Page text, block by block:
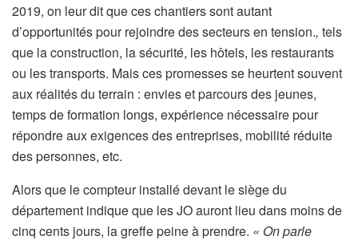
2019, on leur dit que ces chantiers sont autant
d’opportunités pour rejoindre des secteurs en tension., tels
que la construction, la sécurité, les hôtels, les restaurants
ou les transports. Mais ces promesses se heurtent souvent
aux réalités du terrain : envies et parcours des jeunes,
temps de formation longs, expérience nécessaire pour
répondre aux exigences des entreprises, mobilité réduite
des personnes, etc.
Alors que le compteur installé devant le siège du
département indique que les JO auront lieu dans moins de
cinq cents jours, la greffe peine à prendre. « On parle